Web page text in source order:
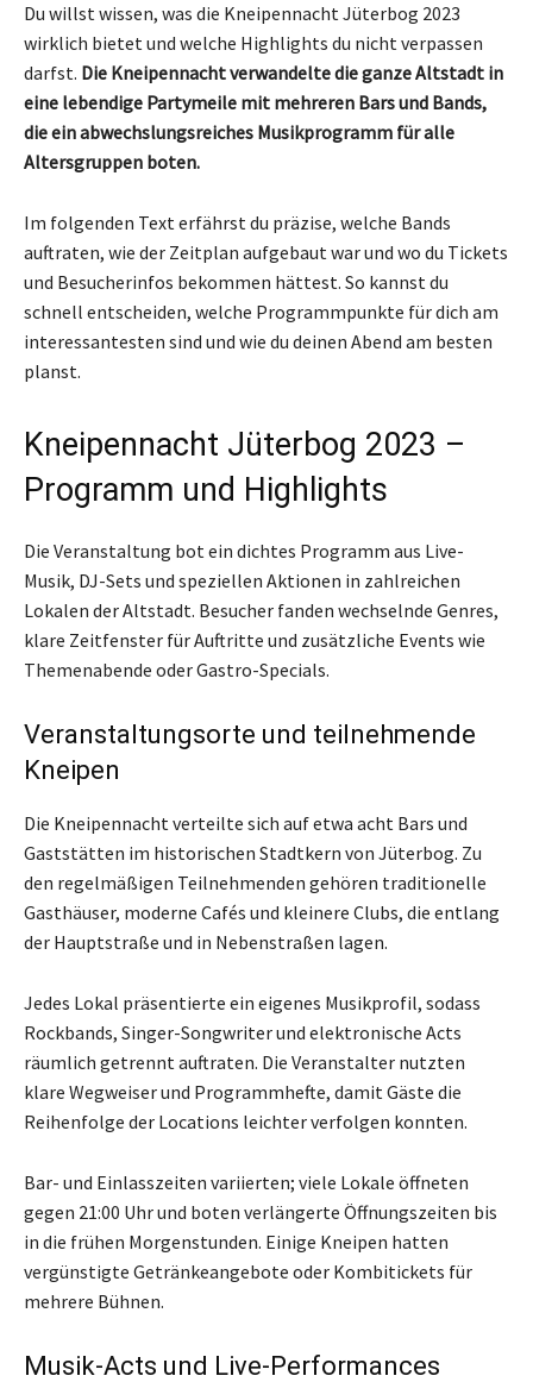
Du willst wissen, was die Kneipennacht Jüterbog 2023
wirklich bietet und welche Highlights du nicht verpassen
darfst. Die Kneipennacht verwandelte die ganze Altstadt in
eine lebendige Partymeile mit mehreren Bars und Bands,
die ein abwechslungsreiches Musikprogramm für alle
Altersgruppen boten.
Im folgenden Text erfährst du präzise, welche Bands
auftraten, wie der Zeitplan aufgebaut war und wo du Tickets
und Besucherinfos bekommen hättest. So kannst du
schnell entscheiden, welche Programmpunkte für dich am
interessantesten sind und wie du deinen Abend am besten
planst.
Kneipennacht Jüterbog 2023 –
Programm und Highlights
Die Veranstaltung bot ein dichtes Programm aus Live-
Musik, DJ-Sets und speziellen Aktionen in zahlreichen
Lokalen der Altstadt. Besucher fanden wechselnde Genres,
klare Zeitfenster für Auftritte und zusätzliche Events wie
Themenabende oder Gastro-Specials.
Veranstaltungsorte und teilnehmende
Kneipen
Die Kneipennacht verteilte sich auf etwa acht Bars und
Gaststätten im historischen Stadtkern von Jüterbog. Zu
den regelmäßigen Teilnehmenden gehören traditionelle
Gasthäuser, moderne Cafés und kleinere Clubs, die entlang
der Hauptstraße und in Nebenstraßen lagen.
Jedes Lokal präsentierte ein eigenes Musikprofil, sodass
Rockbands, Singer-Songwriter und elektronische Acts
räumlich getrennt auftraten. Die Veranstalter nutzten
klare Wegweiser und Programmhefte, damit Gäste die
Reihenfolge der Locations leichter verfolgen konnten.
Bar- und Einlasszeiten variierten; viele Lokale öffneten
gegen 21:00 Uhr und boten verlängerte Öffnungszeiten bis
in die frühen Morgenstunden. Einige Kneipen hatten
vergünstigte Getränkeangebote oder Kombitickets für
mehrere Bühnen.
Musik-Acts und Live-Performances